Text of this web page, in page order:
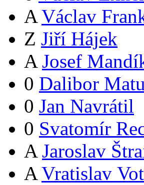
A Václav
Z Jiří Hájek
A Josef
0 Dalibor
0 Jan Navrátil
0 Svatomír
A Jaroslav
A Vratislav